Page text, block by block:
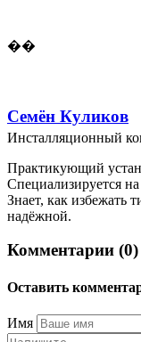
��
Семён Куликов
Инсталляционный
Практикующий
Специализируется
Знает, как избежать
надёжной.
Комментарии (0)
Оставить
Имя